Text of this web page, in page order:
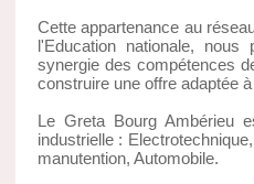
Cette appartenance au
l'Education nationale,
synergie des compétences
construire une offre adaptée
Le Greta Bourg Ambérieu
industrielle :
manutention, Automobile.